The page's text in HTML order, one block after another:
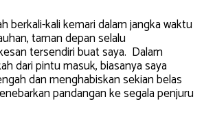
berkali-kali kemari dalam jangka waktu
taman depan selalu
tersendiri buat saya. Dalam
dari pintu masuk, biasanya saya
dan menghabiskan sekian belas
pandangan ke segala penjuru